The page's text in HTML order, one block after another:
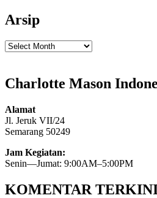
Arsip
Arsip
Charlotte Mason
Alamat
Jl. Jeruk VII/24
Semarang 50249
Jam Kegiatan:
Senin—Jumat: 9:00AM–5:00PM
KOMENTAR